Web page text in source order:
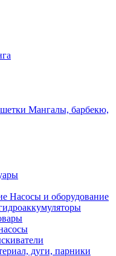
Мангалы, барбекю,
Насосы и оборудование